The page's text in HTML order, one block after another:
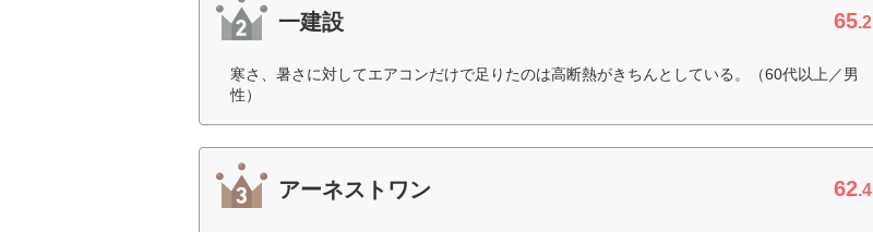
一建設 65.2
寒さ、暑さに対してエアコンだけで足りたのは高断熱がきちんとしている。（60代以上／男
性）
アーネストワン 62.4